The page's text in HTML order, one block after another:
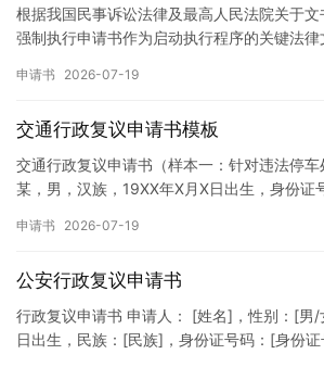
根据我国民事诉讼法律及最高人民法院关于文
强制执行申请书作为启动执行程序的关键法
纸张与…
申请书 2026-07-19
交通行政复议申请书模板
交通行政复议申请书（样本一：针对违法停
某，男，汉族，19XX年X月X日出生，身份证
申请书 2026-07-19
公安行政复议申请书
行政复议申请书 申请人： [姓名]，性别：[男
日出生，民族：[民族]，身份证号码：[身份